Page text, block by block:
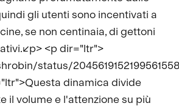
gli utenti sono incentivati a
se non centinaia, di gettoni
p> <p dir="ltr">
status/
dinamica divide
il volume e l'attenzione su più